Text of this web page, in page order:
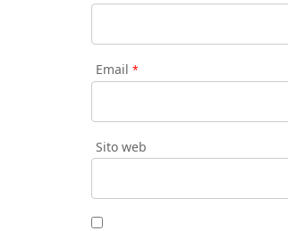
Email *
Sito web